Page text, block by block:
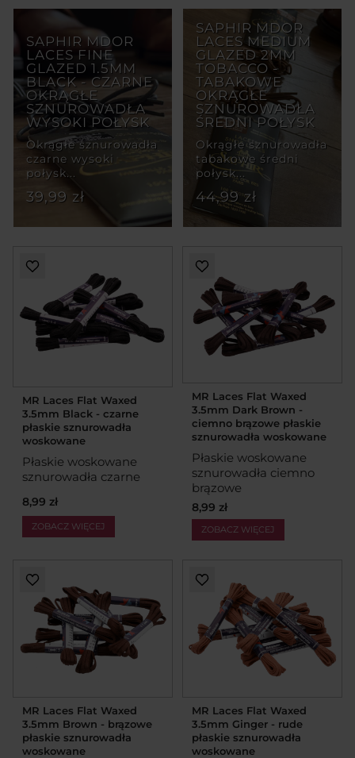
SAPHIR MDOR
LACES FINE
GLAZED 1.5MM
BLACK - CZARNE
OKRĄGŁE
SZNUROWADŁA
WYSOKI POŁYSK
Okrągłe sznurowadła
czarne wysoki
połysk...
39,99 zł
SAPHIR MDOR
LACES MEDIUM
GLAZED 2MM
TOBACCO -
TABAKOWE
OKRĄGŁE
SZNUROWADŁA
ŚREDNI POŁYSK
Okrągłe sznurowadła
tabakowe średni
połysk...
44,99 zł
MR Laces Flat Waxed
3.5mm Black - czarne
płaskie sznurowadła
woskowane
Płaskie woskowane
sznurowadła czarne
8,99 zł
ZOBACZ WIĘCEJ
MR Laces Flat Waxed
3.5mm Dark Brown -
ciemno brązowe płaskie
sznurowadła woskowane
Płaskie woskowane
sznurowadła ciemno
brązowe
8,99 zł
ZOBACZ WIĘCEJ
MR Laces Flat Waxed
3.5mm Brown - brązowe
płaskie sznurowadła
woskowane
MR Laces Flat Waxed
3.5mm Ginger - rude
płaskie sznurowadła
woskowane